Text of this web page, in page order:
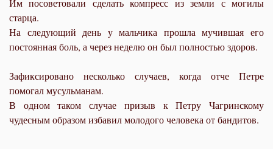
Им посоветовали сделать компресс из земли с могилы
старца.
На следующий день у мальчика прошла мучившая его
постоянная боль, а через неделю он был полностью здоров.
Зафиксировано несколько случаев, когда отче Петре
помогал мусульманам.
В одном таком случае призыв к Петру Чагринскому
чудесным образом избавил молодого человека от бандитов.